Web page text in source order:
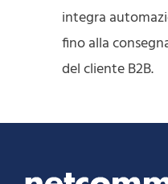
integra
fino alla
del cliente B2B.